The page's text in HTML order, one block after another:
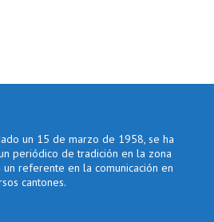
un 15 de marzo de 1958, se ha
periódico de tradición en la zona
referente en la comunicación en
cantones.